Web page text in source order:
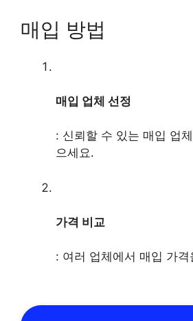
매입 방법
매입 업체 선정
: 신뢰할 수 있는 매입 업
으세요.
가격 비교
: 여러 업체에서 매입 가